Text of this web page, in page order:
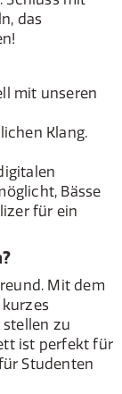
das
mit unseren
Klang.
Bässe
für ein
Mit dem
zu
ist perfekt für
Studenten